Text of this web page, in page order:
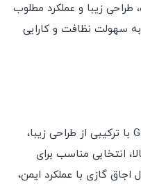
طراحی زیبا و عملکرد مطلوب
به سهولت نظافت و کارایی
اجاق گاز صفحه‌ای آلتون مدل G403W با ترکیبی از طراحی زیبا،
انتخابی مناسب برای
گازی با عملکرد ایمن،